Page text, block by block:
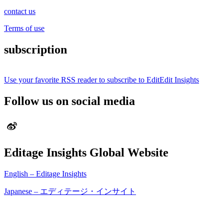
contact us
Terms of use
subscription
Use your favorite RSS reader to subscribe to EditEdit Insights
Follow us on social media
Editage Insights Global Website
English – Editage Insights
Japanese – エディテージ・インサイト